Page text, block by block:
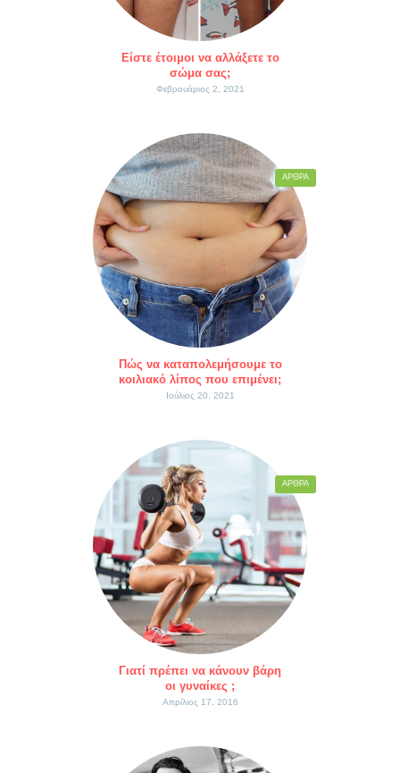
Είστε έτοιμοι να αλλάξετε το
σώμα σας;
Φεβρουάριος 2, 2021
Πώς να καταπολεμήσουμε το
κοιλιακό λίπος που επιμένει;
Ιούλιος 20, 2021
ΆΡΘΡΑ
Γιατί πρέπει να κάνουν βάρη
οι γυναίκες ;
Απρίλιος 17, 2016
ΆΡΘΡΑ